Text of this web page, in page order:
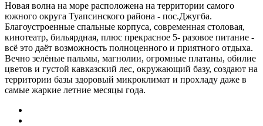
Новая волна на море расположена на территории самого
южного округа Туапсинского района - пос.Джугба.
Благоустроенные спальные корпуса, современная столовая,
кинотеатр, бильярдная, плюс прекрасное 5- разовое питание -
всё это даёт возможность полноценного и приятного отдыха.
Вечно зелёные пальмы, магнолии, огромные платаны, обилие
цветов и густой кавказский лес, окружающий базу, создают на
территории базы здоровый микроклимат и прохладу даже в
самые жаркие летние месяцы года.